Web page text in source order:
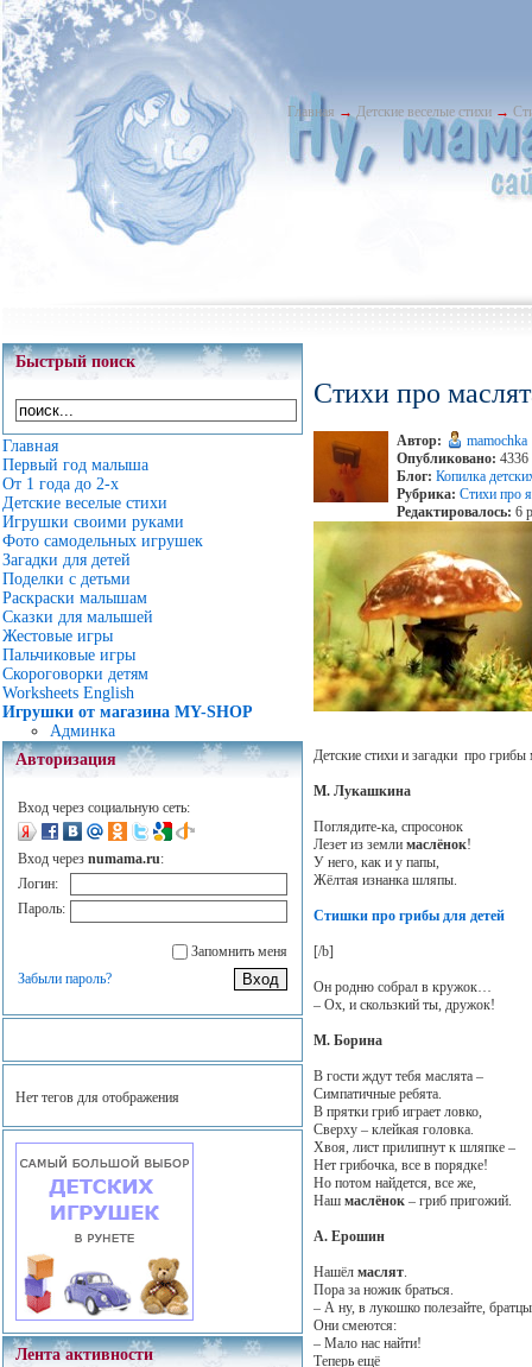
Главная → Детские веселые стихи →
Быстрый поиск
Главная
Первый год малыша
От 1 года до 2-х
Детские веселые стихи
Игрушки своими руками
Фото самодельных игрушек
Загадки для детей
Поделки с детьми
Раскраски малышам
Сказки для малышей
Жестовые игры
Пальчиковые игры
Скороговорки детям
Worksheets English
Игрушки от магазина MY-SHOP
Админка
Авторизация
Вход через социальную сеть:
Вход через numama.ru:
Логин:
Пароль:
Запомнить меня
Забыли пароль?
Нет тегов для отображения
Лента активности
Стихи про
Автор:
mamochka
Опубликовано: 4336
Блог: Копилка
Рубрика: Стихи про
Редактировалось: 6
Детские стихи и загадки про грибы
М. Лукашкина
Поглядите-ка, спросонок
Лезет из земли маслёнок!
У него, как и у папы,
Жёлтая изнанка шляпы.
Стишки про грибы для детей
[/b]
Он родню собрал в кружок…
– Ох, и скользкий ты, дружок!
М. Борина
В гости ждут тебя маслята –
Симпатичные ребята.
В прятки гриб играет ловко,
Сверху – клейкая головка.
Хвоя, лист прилипнут к шляпке –
Нет грибочка, все в порядке!
Но потом найдется, все же,
Наш маслёнок– гриб пригожий.
А. Ерошин
Нашёл маслят.
Пора за ножик браться.
– А ну, в лукошко полезайте,
Они смеются:
– Мало нас найти!
Теперь ещё